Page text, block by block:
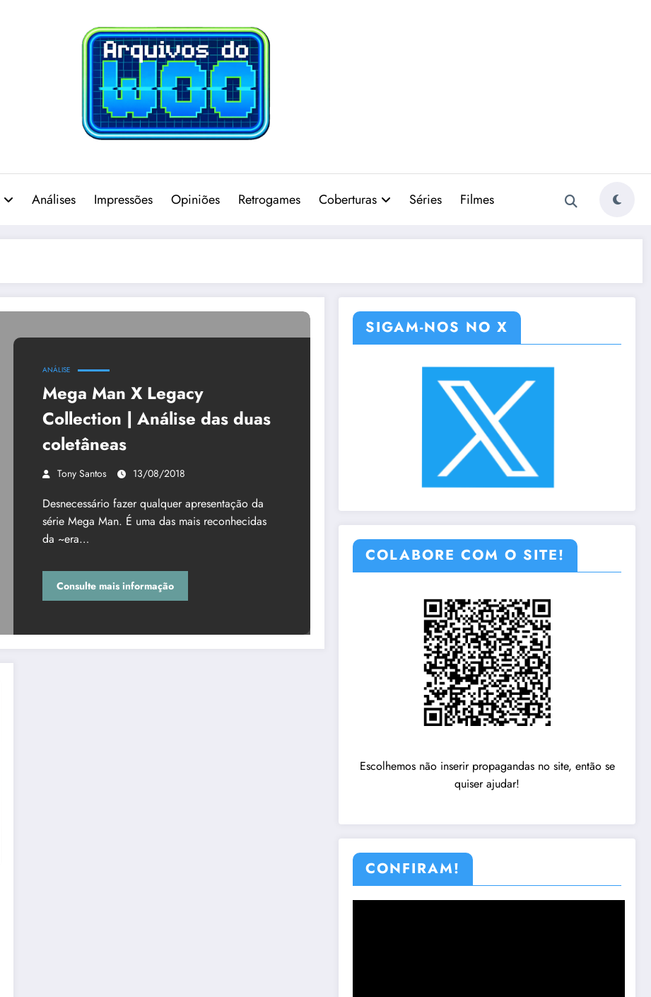
Análises Impressões Opiniões Retrogames Coberturas Séries Filmes
ANÁLISE
Mega Man X Legacy
Collection | Análise das duas
coletâneas
Tony Santos 13/08/2018
Desnecessário fazer qualquer apresentação da
série Mega Man. É uma das mais reconhecidas
da ~era…
Consulte mais informação
SIGAM-NOS NO X
COLABORE COM O SITE!
Escolhemos não inserir propagandas no site, então se
quiser ajudar!
CONFIRAM!